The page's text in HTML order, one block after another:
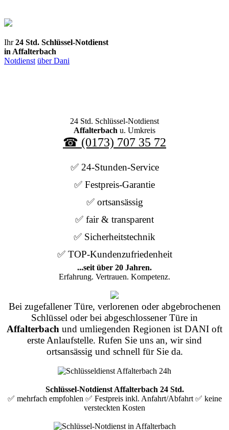
zum
Inhalt
Ihr24 Std. Schlüssel-Notdienst
in Affalterbach
Notdienst über Dani
24 Std. Schlüssel-Notdienst
Affalterbach u. Umkreis
☎ (0173) 707 35 72
✅ 24-Stunden-Service
✅ Festpreis-Garantie
✅ ortsansässig
✅ fair & transparent
✅ Sicherheitstechnik
✅ TOP-Kundenzufriedenheit
...seit über 20 Jahren.
Erfahrung. Vertrauen. Kompetenz.
Bei zugefallener Türe, verlorenen oder abgebrochenen
Schlüssel oder bei abgeschlossener Türe in
Affalterbach und umliegenden Regionen ist DANI oft
erste Anlaufstelle. Rufen Sie uns an, wir sind
ortsansässig und schnell für Sie da.
Schlüssel-Notdienst Affalterbach 24 Std.
✅ mehrfach empfohlen ✅ Festpreis inkl. Anfahrt/Abfahrt ✅ keine
versteckten Kosten